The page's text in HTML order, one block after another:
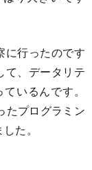
行ったのです
て、データリテ
いるんです。
たプログラミン
た。